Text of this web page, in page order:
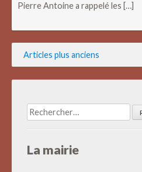
Pierre Antoine a rappelé les […]
Navigation
des
Articles plus anciens
Rechercher :
La mairie